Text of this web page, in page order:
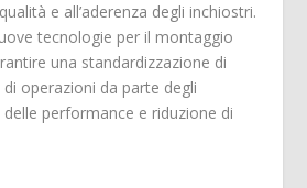
e all’aderenza degli inchiostri.
tecnologie per il montaggio
una standardizzazione di
operazioni da parte degli
performance e riduzione di